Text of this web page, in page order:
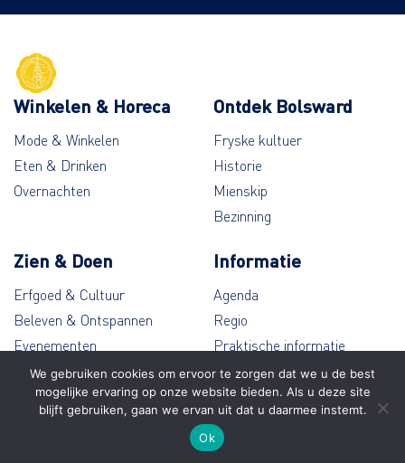
Winkelen & Horeca
Mode & Winkelen
Eten & Drinken
Overnachten
Ontdek Bolsward
Fryske kultuer
Historie
Mienskip
Bezinning
Zien & Doen
Erfgoed & Cultuur
Beleven & Ontspannen
Evenementen
Wandelen & Fietsen
Informatie
Agenda
Regio
Praktische informatie
Contact
We gebruiken cookies om ervoor te zorgen dat we u de best
mogelijke ervaring op onze website bieden. Als u deze site
blijft gebruiken, gaan we ervan uit dat u daarmee instemt.
Ok